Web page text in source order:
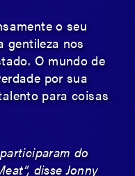
o seu
gentileza nos
O mundo de
por sua
para coisas
do
disse Jonny